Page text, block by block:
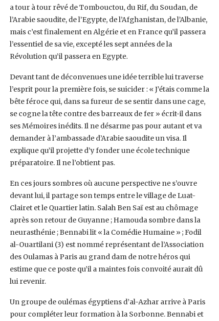
a tour à tour rêvé de Tombouctou, du Rif, du ‎Soudan, de
l’Arabie saoudite, de l’Egypte, de l’Afghanistan, de l’Albanie,
mais c’est ‎finalement en Algérie et en France qu’il passera
l’essentiel de sa vie, excepté les sept années ‎de la
Révolution qu’il passera en Egypte. ‎
Devant tant de déconvenues une idée terrible lui traverse
l’esprit pour la première fois, se ‎suicider : « J’étais comme la
bête féroce qui, dans sa fureur de se sentir dans une cage,
se ‎cogne la tête contre des barreaux de fer » écrit-il dans
ses Mémoires inédits. Il ne désarme ‎pas pour autant et va
demander à l’ambassade d’Arabie saoudite un visa. Il
explique qu’il ‎projette d’y fonder une école technique
préparatoire. Il ne l’obtient pas. ‎
En ces jours sombres où aucune perspective ne s’ouvre
devant lui, il partage son temps entre ‎le village de Luat-
Clairet et le Quartier latin. Salah Ben Saï est au chômage
après son retour ‎de Guyanne ; Hamouda sombre dans la
neurasthénie ; Bennabi lit « la Comédie Humaine » ; ‎Fodil
al-Ouartilani (3) est nommé représentant de l’Association
des Oulamas à Paris au ‎grand dam de notre héros qui
estime que ce poste qu’il a maintes fois convoité aurait dû
lui ‎revenir.‎
Un groupe de oulémas égyptiens d’al-Azhar arrive à Paris
pour compléter leur formation à ‎la Sorbonne. Bennabi et